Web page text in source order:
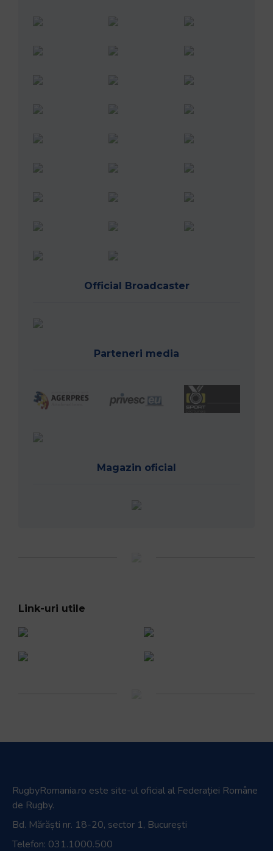
Official Broadcaster
Parteneri media
Magazin oficial
Link-uri utile
RugbyRomania.ro este site-ul oficial al Federației Române
de Rugby.
Bd. Mărăști nr. 18-20, sector 1, București
Telefon: 031.1000.500